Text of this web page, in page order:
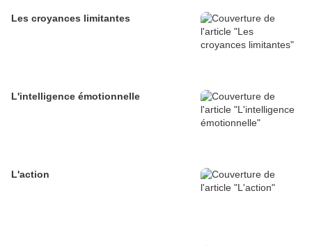
Les croyances limitantes
L'intelligence émotionnelle
L'action